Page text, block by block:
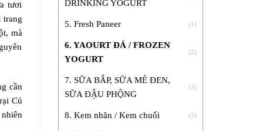
tươi
trang
mà
cần
Củ
DRINKING YOGURT
5. Fresh Paneer (1)
6. YAOURT ĐÁ / FROZEN
YOGURT
(2)
7. SỮA BẮP, SỮA MÈ ĐEN,
SỮA ĐẬU PHỘNG
(3)
8. Kem nhãn / Kem chuối (3)